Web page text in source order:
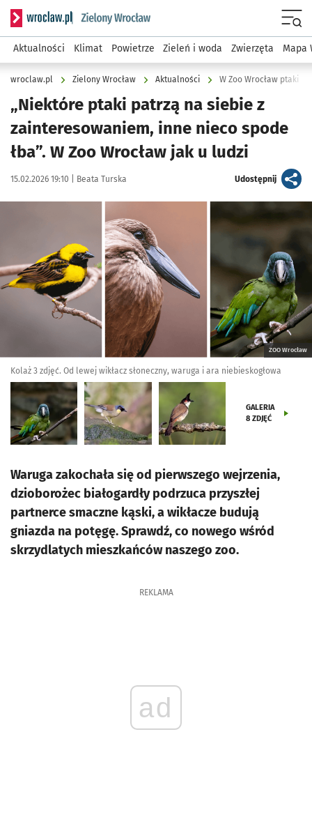
Serwis informacyjny wroclaw.pl podserwis: Środowisko we
Aktualności Klimat Powietrze Zieleń i woda Zwierzęta Mapa
wroclaw.pl Zielony Wrocław Aktualności W Zoo Wrocław ptaki
„Niektóre ptaki patrzą na siebie z
zainteresowaniem, inne nieco spode
łba”. W Zoo Wrocław jak u ludzi
Data publikacji:
15.02.2026 19:10 | Autor:
Beata Turska Udostępnijartykuł
ZOO Wrocław
Kolaż 3 zdjęć. Od lewej wikłacz słoneczny, waruga i ara niebieskogłowa
GALERIA
8 ZDJĘĆ
Waruga zakochała się od pierwszego wejrzenia,
dzioborożec białogardły podrzuca przyszłej
partnerce smaczne kąski, a wikłacze budują
gniazda na potęgę. Sprawdź, co nowego wśród
skrzydlatych mieszkańców naszego zoo.
REKLAMA
ad